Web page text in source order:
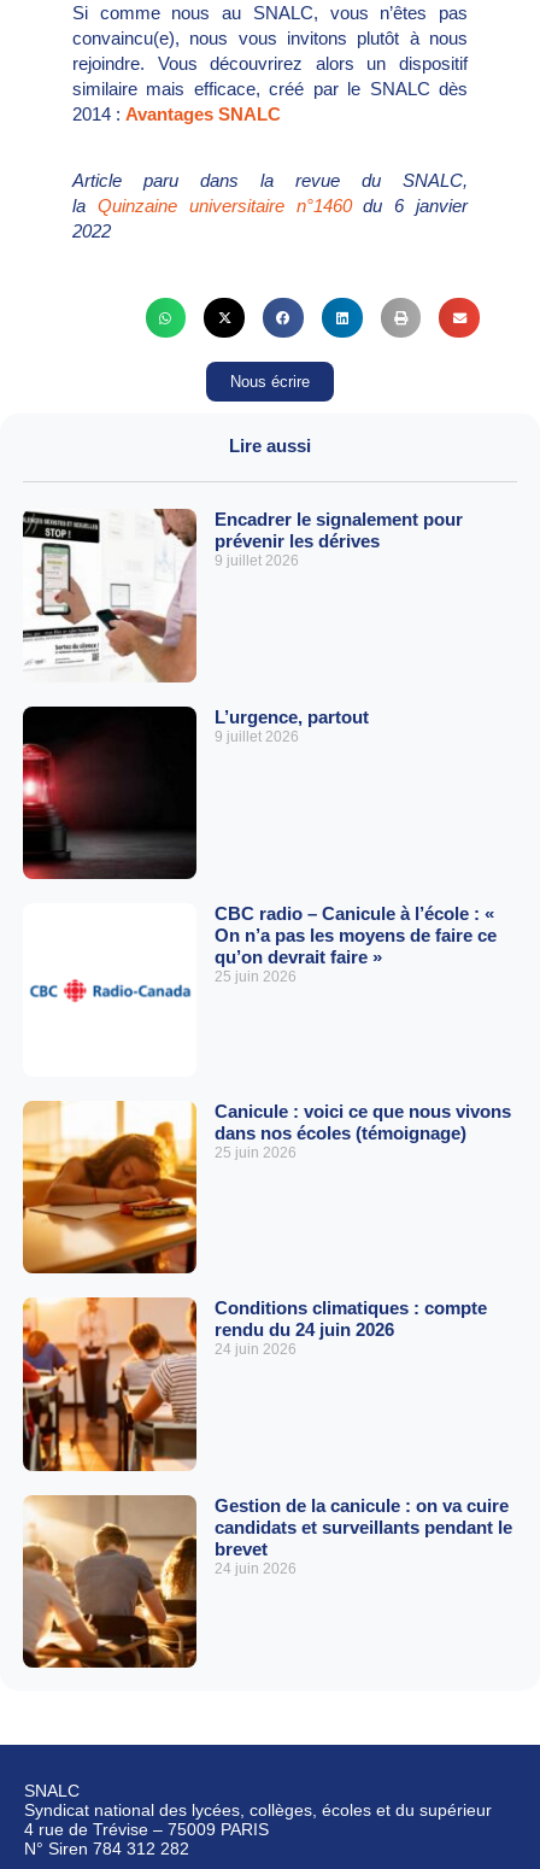
Si comme nous au SNALC, vous n’êtes pas
convaincu(e), nous vous invitons plutôt à nous
rejoindre. Vous découvrirez alors un dispositif
similaire mais efficace, créé par le SNALC dès
2014 : Avantages SNALC
Article paru dans la revue du SNALC,
la Quinzaine universitaire n°1460du 6 janvier
2022
Nous écrire
Lire aussi
Encadrer le signalement pour
prévenir les dérives
9 juillet 2026
L’urgence, partout
9 juillet 2026
CBC radio – Canicule à l’école : «
On n’a pas les moyens de faire ce
qu’on devrait faire »
25 juin 2026
Canicule : voici ce que nous vivons
dans nos écoles (témoignage)
25 juin 2026
Conditions climatiques : compte
rendu du 24 juin 2026
24 juin 2026
Gestion de la canicule : on va cuire
candidats et surveillants pendant le
brevet
24 juin 2026
SNALC
Syndicat national des lycées, collèges, écoles et du supérieur
4 rue de Trévise – 75009 PARIS
N° Siren 784 312 282